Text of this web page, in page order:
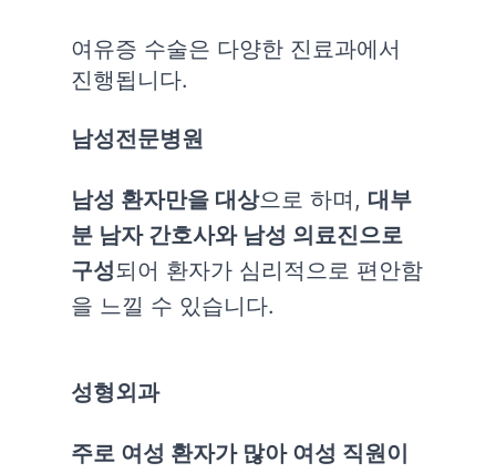
여유증 수술은 다양한 진료과에서
진행됩니다.
남성전문병원
남성 환자만을 대상으로 하며, 대부
분 남자 간호사와 남성 의료진으로
구성되어 환자가 심리적으로 편안함
을 느낄 수 있습니다.
성형외과
주로 여성 환자가 많아 여성 직원이